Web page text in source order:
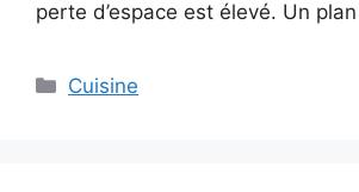
perte d’espace est élevé. Un
Catégories
Cuisine